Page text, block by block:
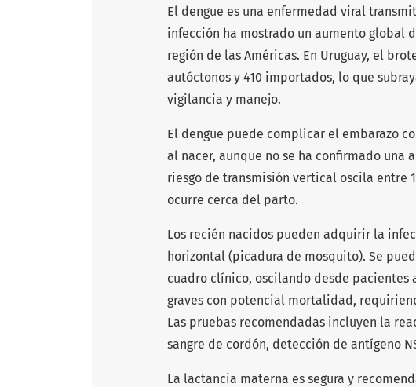
El dengue es una enfermedad viral
infección ha mostrado un aumento global
región de las Américas. En Uruguay, el
autóctonos y 410 importados, lo que
vigilancia y manejo.
El dengue puede complicar el embarazo
al nacer, aunque no se ha confirmado
riesgo de transmisión vertical oscila entre
ocurre cerca del parto.
Los recién nacidos pueden adquirir la
horizontal (picadura de mosquito). Se
cuadro clínico, oscilando desde pacientes
graves con potencial mortalidad,
Las pruebas recomendadas incluyen la
sangre de cordón, detección de antígeno
La lactancia materna es segura y